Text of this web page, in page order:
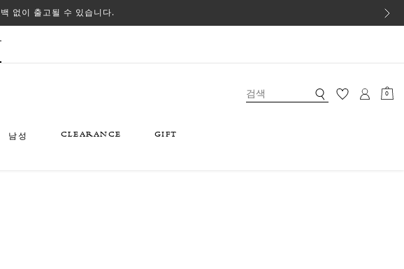
없이 출고될 수 있습니다.
0
남성 CLEARANCE GIFT